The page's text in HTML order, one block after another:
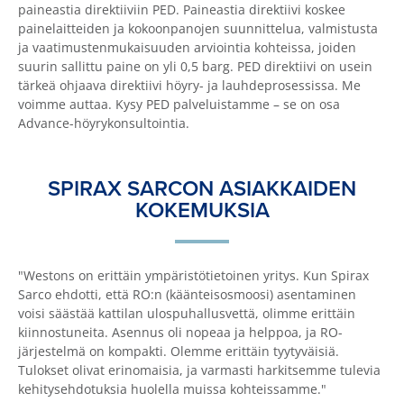
paineastia direktiiviin PED. Paineastia direktiivi koskee
painelaitteiden ja kokoonpanojen suunnittelua, valmistusta
ja vaatimustenmukaisuuden arviointia kohteissa, joiden
suurin sallittu paine on yli 0,5 barg. PED direktiivi on usein
tärkeä ohjaava direktiivi höyry- ja lauhdeprosessissa. Me
voimme auttaa. Kysy PED palveluistamme – se on osa
Advance-höyrykonsultointia.
SPIRAX SARCON ASIAKKAIDEN
KOKEMUKSIA
"Westons on erittäin ympäristötietoinen yritys. Kun Spirax
Sarco ehdotti, että RO:n (käänteisosmoosi) asentaminen
voisi säästää kattilan ulospuhallusvettä, olimme erittäin
kiinnostuneita. Asennus oli nopeaa ja helppoa, ja RO-
järjestelmä on kompakti. Olemme erittäin tyytyväisiä.
Tulokset olivat erinomaisia, ja varmasti harkitsemme tulevia
kehitysehdotuksia huolella muissa kohteissamme."